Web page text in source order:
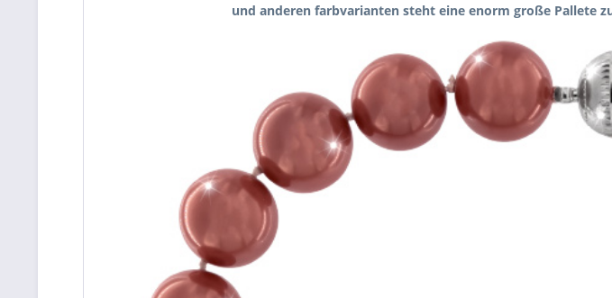
und anderen farbvarianten steht eine enorm große Pallete